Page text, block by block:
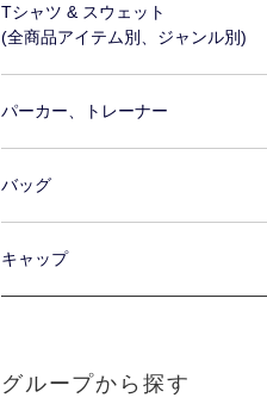
Tシャツ & スウェット
(全商品アイテム別、ジャンル別)
パーカー、トレーナー
バッグ
キャップ
グループから探す